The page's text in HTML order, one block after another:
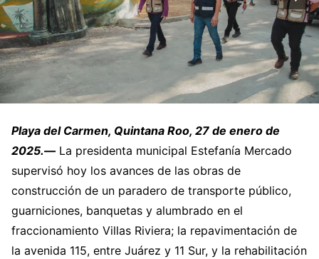
Playa del Carmen, Quintana Roo, 27 de enero de
2025.—La presidenta municipal Estefanía Mercado
supervisó hoy los avances de las obras de
construcción de un paradero de transporte público,
guarniciones, banquetas y alumbrado en el
fraccionamiento Villas Riviera; la repavimentación de
la avenida 115, entre Juárez y 11 Sur, y la rehabilitación